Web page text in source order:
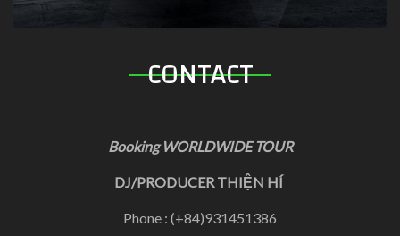
CONTACT
Booking WORLDWIDE TOUR
DJ/PRODUCER THIỆN HÍ
Phone : (+84)931451386